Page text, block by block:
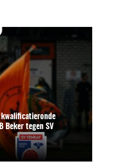
Beker tegen SV